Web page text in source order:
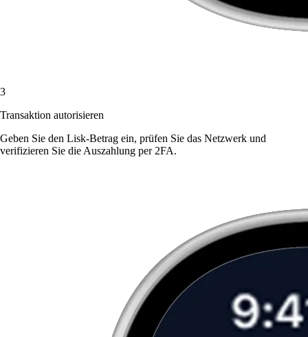
3
Transaktion autorisieren
Geben Sie den Lisk-Betrag ein, prüfen Sie das Netzwerk und
verifizieren Sie die Auszahlung per 2FA.